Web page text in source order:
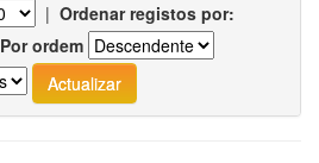
| Ordenar registos por:
Por ordem